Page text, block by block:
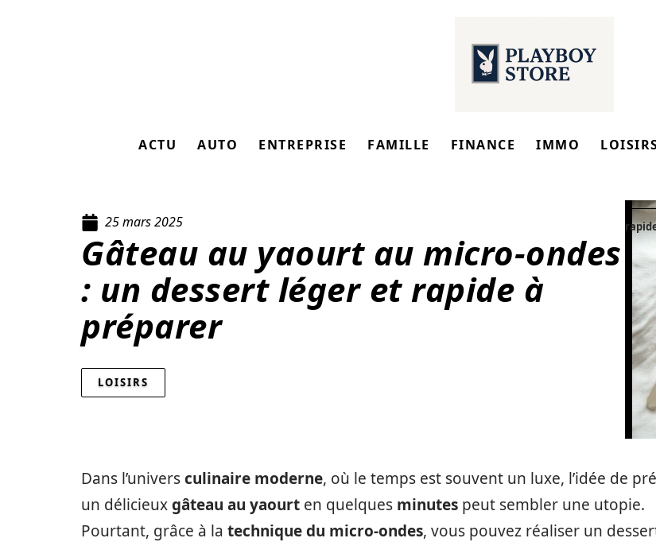
ACTU AUTO ENTREPRISE FAMILLE FINANCE IMMO
25 mars 2025
Gâteau au yaourt au micro-ondes
: un dessert léger et rapide à
préparer
LOISIRS
Dans l’universculinaire moderne, où le temps est souvent un luxe, l’idée de
un délicieuxgâteau au yaourt en quelques minutes peut sembler une utopie.
Pourtant, grâce à la technique du micro-ondes, vous pouvez réaliser un